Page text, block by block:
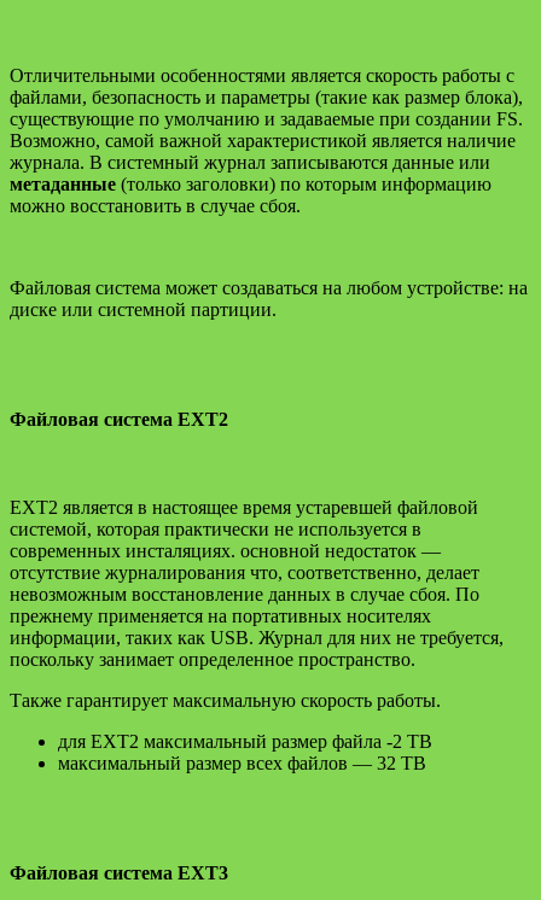
Отличительными особенностями является скорость работы с
файлами, безопасность и параметры (такие как размер блока),
существующие по умолчанию и задаваемые при создании FS.
Возможно, самой важной характеристикой является наличие
журнала. В системный журнал записываются данные или
метаданные (только заголовки) по которым информацию
можно восстановить в случае сбоя.
Файловая система может создаваться на любом устройстве: на
диске или системной партиции.
Файловая система EXT2
EXT2 является в настоящее время устаревшей файловой
системой, которая практически не используется в
современных инсталяциях. основной недостаток —
отсутствие журналирования что, соответственно, делает
невозможным восстановление данных в случае сбоя. По
прежнему применяется на портативных носителях
информации, таких как USB. Журнал для них не требуется,
поскольку занимает определенное пространство.
Также гарантирует максимальную скорость работы.
для EXT2 максимальный размер файла -2 TB
максимальный размер всех файлов — 32 TB
Файловая система EXT3